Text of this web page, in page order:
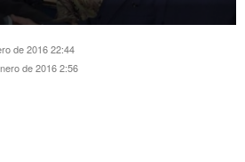
de 2016 22:44
de 2016 2:56